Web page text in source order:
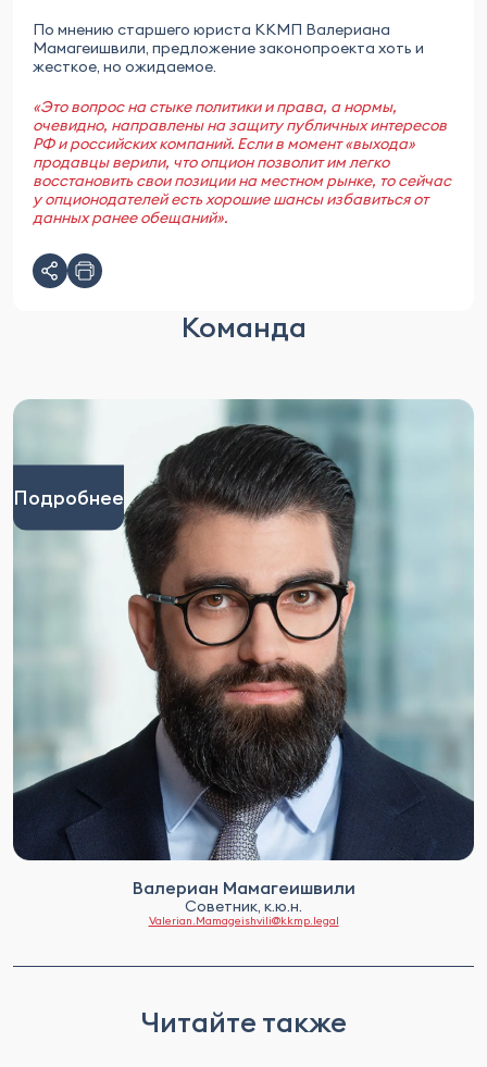
По мнению старшего юриста ККМП Валериана
Мамагеишвили, предложение законопроекта хоть и
жесткое, но ожидаемое.
«Это вопрос на стыке политики и права, а нормы,
очевидно, направлены на защиту публичных интересов
РФ и российских компаний. Если в момент «выхода»
продавцы верили, что опцион позволит им легко
восстановить свои позиции на местном рынке, то сейчас
у опционодателей есть хорошие шансы избавиться от
данных ранее обещаний».
Команда
Подробнее
Валериан Мамагеишвили
Советник, к.ю.н.
Valerian.Mamageishvili@kkmp.legal
Читайте также